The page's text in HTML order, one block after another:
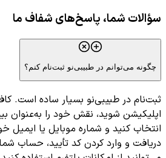
سؤالات شما، پاسخ‌های شفاف ما
چگونه می‌توانم در طبیبی‌نو ثبت‌نام کنم؟
ثبت‌نام در طبیبی‌نو بسیار ساده است.
اپلیکیشن شوید، نقش خود را به‌عنوان
انتخاب کنید و شماره موبایل یا ایمیل
دریافت و وارد کردن کد تأیید، حساب